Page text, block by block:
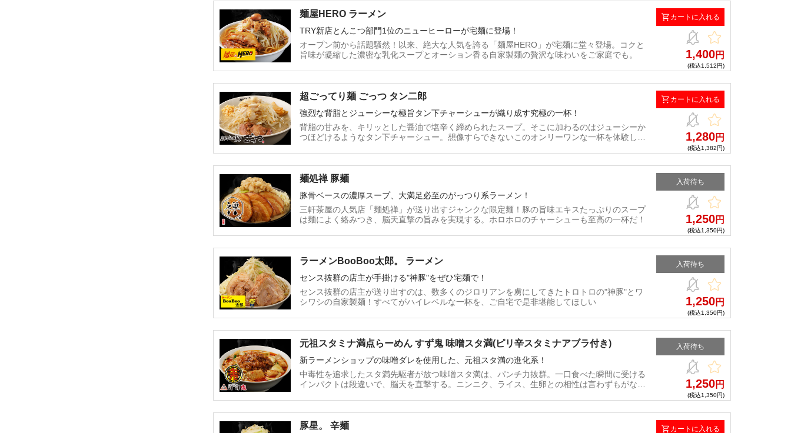
カートに入れる
麺屋HERO ラーメン
TRY新店とんこつ部門1位のニューヒーローが宅麺に登場！
オープン前から話題騒然！以来、絶大な人気を誇る「麺屋HERO」が宅麺に堂々登場。コクと
旨味が凝縮した濃密な乳化スープとオーション香る自家製麺の贅沢な味わいをご家庭でも。
1,400円
(税込1,512円)
カートに入れる
超ごってり麺 ごっつ タン二郎
強烈な背脂とジューシーな極旨タン下チャーシューが織り成す究極の一杯！
背脂の甘みを、キリッとした醤油で塩辛く締められたスープ。そこに加わるのはジューシーか
つほどけるようなタン下チャーシュー。想像すらできないこのオンリーワンな一杯を体験しよ
1,280円
(税込1,382円)
入荷待ち
麺処禅 豚麺
豚骨ベースの濃厚スープ、大満足必至のがっつり系ラーメン！
三軒茶屋の人気店「麺処禅」が送り出すジャンクな限定麺！豚の旨味エキスたっぷりのスープ
は麺によく絡みつき、脳天直撃の旨みを実現する。ホロホロのチャーシューも至高の一杯だ！
1,250円
(税込1,350円)
入荷待ち
ラーメンBooBoo太郎。 ラーメン
センス抜群の店主が手掛ける"神豚"をぜひ宅麺で！
センス抜群の店主が送り出すのは、数多くのジロリアンを虜にしてきたトロトロの"神豚"とワ
シワシの自家製麺！すべてがハイレベルな一杯を、ご自宅で是非堪能してほしい
1,250円
(税込1,350円)
入荷待ち
元祖スタミナ満点らーめん すず鬼 味噌スタ満(ピリ辛スタミナアブラ付き)
新ラーメンショップの味噌ダレを使用した、元祖スタ満の進化系！
中毒性を追求したスタ満先駆者が放つ味噌スタ満は、パンチ力抜群。一口食べた瞬間に受ける
インパクトは段違いで、脳天を直撃する。ニンニク、ライス、生卵との相性は言わずもがな
1,250円
(税込1,350円)
カートに入れる
豚星。 辛麺